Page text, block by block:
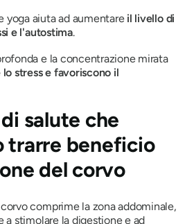
yoga aiuta ad aumentare il livello di
e l'autostima.
e la concentrazione mirata
lo stress e favoriscono il
salute che
trarre beneficio
del corvo
comprime la zona addominale,
a stimolare la digestione e ad